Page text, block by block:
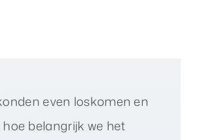
even loskomen en
belangrijk we het